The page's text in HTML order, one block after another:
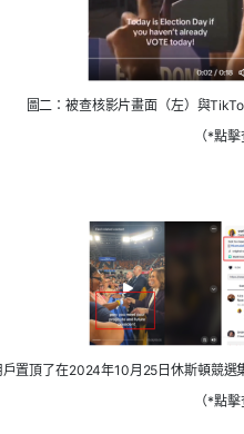
圖二：被查核影片畫面（左）與
（*點
置頂了在2024年10月25日休斯頓競選
（*點